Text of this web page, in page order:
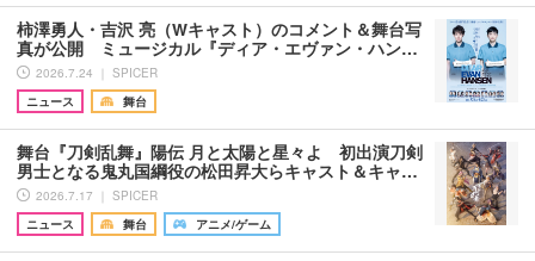
柿澤勇人・吉沢 亮（Wキャスト）のコメント＆舞台写
真が公開 ミュージカル『ディア・エヴァン・ハン…
2026.7.24 ｜ SPICER
ニュース
舞台
舞台『刀剣乱舞』陽伝 月と太陽と星々よ 初出演刀剣
男士となる鬼丸国綱役の松田昇大らキャスト＆キャ…
2026.7.17 ｜ SPICER
ニュース
舞台 アニメ/ゲーム